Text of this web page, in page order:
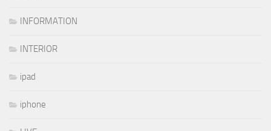
INFORMATION
INTERIOR
ipad
iphone